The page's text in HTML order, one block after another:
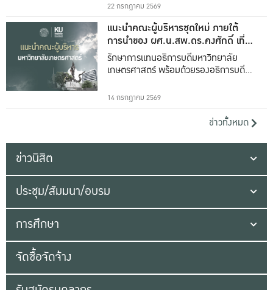
22 กรกฎาคม 2569
แนะนำคณะผู้บริหารชุดใหม่ ภายใต้
การนำของ ผศ.น.สพ.ดร.คงศักดิ์ เที่ยง
ธรรม
รักษาการแทนอธิการบดีมหาวิทยาลัย
เกษตรศาสตร์ พร้อมด้วยรองอธิการบดีทั้ง
14 กรกฎาคม 2569
ข่าวทั้งหมด
ข่าวนิสิต
ประชุม/สัมมนา/อบรม
การศึกษา
จัดซื้อจัดจ้าง